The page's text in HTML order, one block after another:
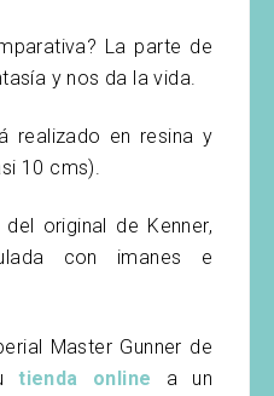
La parte de
y nos da la vida.
realizado en resina y
10 cms).
original de Kenner,
con imanes e
Master Gunner de
tienda online a un